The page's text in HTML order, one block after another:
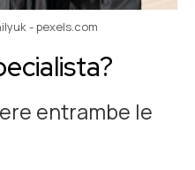
- pexels.com
entrambe le